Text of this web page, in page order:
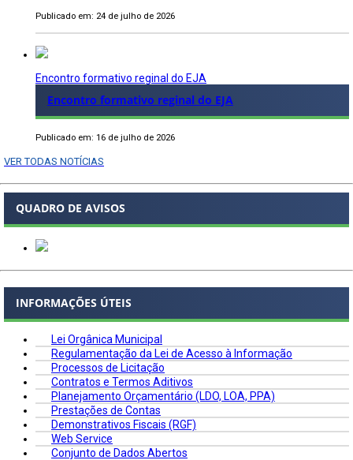
Publicado em: 24 de julho de 2026
Encontro formativo reginal do EJA
Encontro formativo reginal do EJA
Publicado em: 16 de julho de 2026
VER TODAS NOTÍCIAS
QUADRO DE AVISOS
INFORMAÇÕES ÚTEIS
Lei Orgânica Municipal
Regulamentação da Lei de Acesso à Informação
Processos de Licitação
Contratos e Termos Aditivos
Planejamento Orçamentário (LDO, LOA, PPA)
Prestações de Contas
Demonstrativos Fiscais (RGF)
Web Service
Conjunto de Dados Abertos